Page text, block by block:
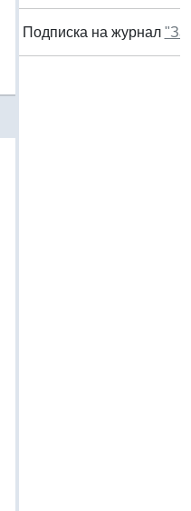
Подписка на журнал